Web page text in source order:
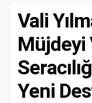
Vali
Müjdeyi
Yeni